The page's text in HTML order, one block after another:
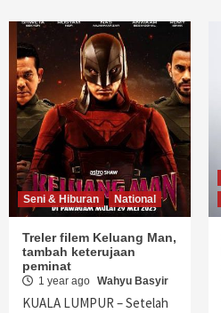
Seni & Hiburan National
Treler filem Keluang Man,
tambah keterujaan
peminat
1 year ago Wahyu Basyir
KUALA LUMPUR – Setelah